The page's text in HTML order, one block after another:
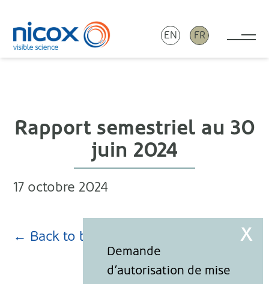
Nicox
EN FR
Rapport semestriel au 30
juin 2024
17 octobre 2024
← Back to blog page